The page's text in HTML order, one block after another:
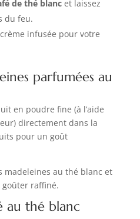
de thé blancet laissez
du feu.
infusée pour votre
parfumées au
en poudre fine (à l’aide
directement dans la
pour un goût
madeleines au thé blanc et
goûter raffiné.
au thé blanc